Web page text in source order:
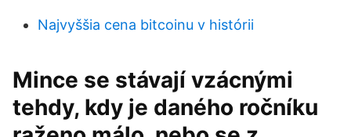
Najvyššia cena bitcoinu v histórii
Mince se stávají vzácnými
tehdy, kdy je daného ročníku